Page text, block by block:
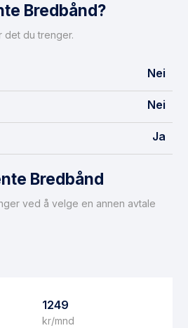
Bredbånd?
det du trenger.
Nei
Nei
Ja
Bredbånd
ved å velge en annen avtale
1249
kr/mnd